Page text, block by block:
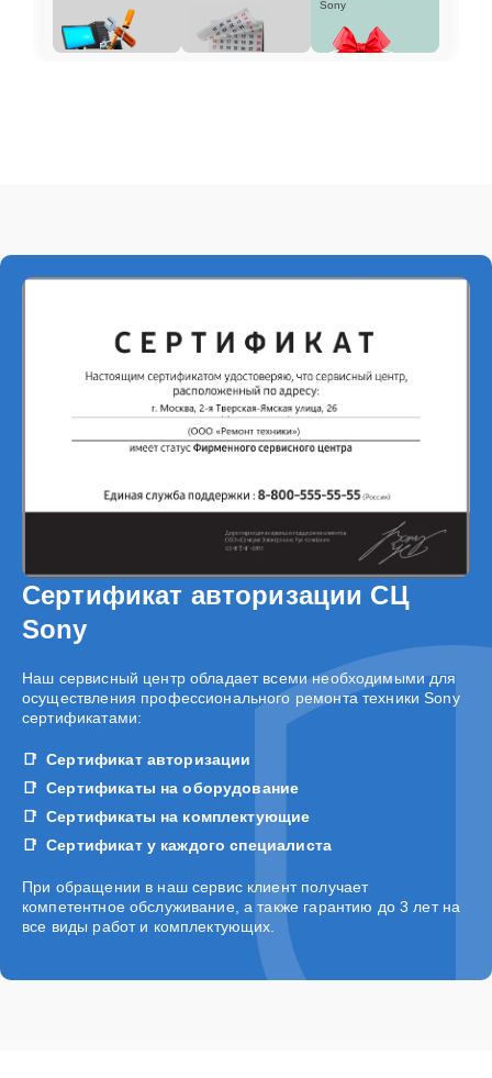
Sony
Сертификат авторизации СЦ
Sony
Наш сервисный центр обладает всеми необходимыми для
осуществления профессионального ремонта техники Sony
сертификатами:
Сертификат авторизации
Сертификаты на оборудование
Сертификаты на комплектующие
Сертификат у каждого специалиста
При обращении в наш сервис клиент получает
компетентное обслуживание, а также гарантию до 3 лет на
все виды работ и комплектующих.